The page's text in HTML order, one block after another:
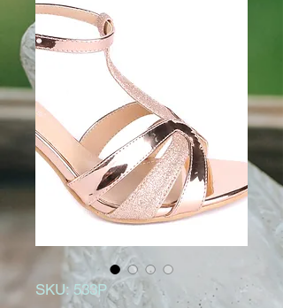
SKU: 533P